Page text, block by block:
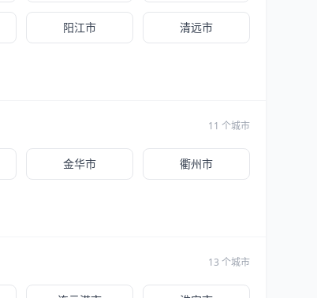
阳江市 清远市
11 个城市
金华市 衢州市
13 个城市